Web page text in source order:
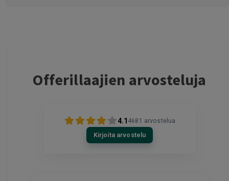
Offerillaajien arvosteluja
4.1 4681 arvostelua
Kirjoita arvostelu